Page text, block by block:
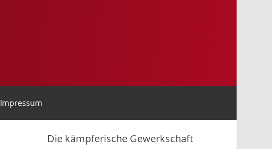
Impressum
Die kämpferische Gewerkschaft